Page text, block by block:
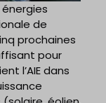
de
prochaines
pour
l’AIE dans